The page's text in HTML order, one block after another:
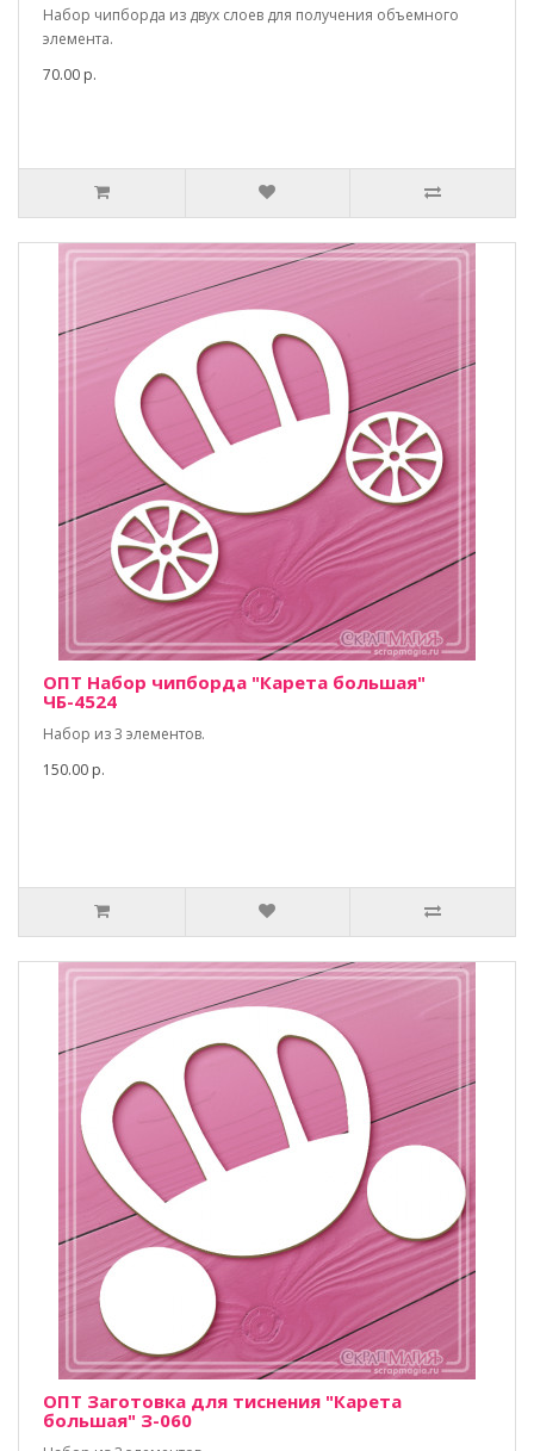
Набор чипборда из двух слоев для получения объемного
элемента.
70.00 р.
ОПТ Набор чипборда "Карета большая"
ЧБ-4524
Набор из 3 элементов.
150.00 р.
ОПТ Заготовка для тиснения "Карета
большая" З-060